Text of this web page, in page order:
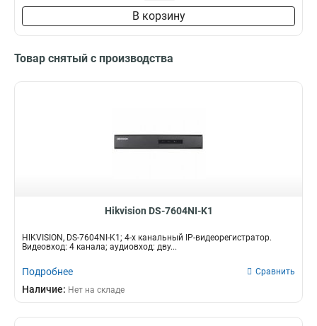
В корзину
Товар снятый с производства
Hikvision DS-7604NI-K1
HIKVISION, DS-7604NI-K1; 4-х канальный IP-видеорегистратор.
Видеовход: 4 канала; аудиовход: дву...
Подробнее Сравнить
Наличие: Нет на складе